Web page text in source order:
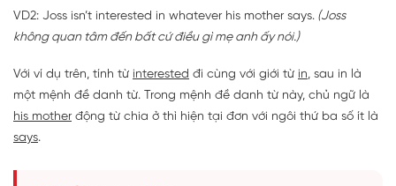
VD2: Joss isn’t interested in whatever his mother says. (Joss
không quan tâm đến bất cứ điều gì mẹ anh ấy nói.)
Với ví dụ trên, tính từ interested đi cùng với giới từ in, sau in là
một mệnh đề danh từ. Trong mệnh đề danh từ này, chủ ngữ là
his mother động từ chia ở thì hiện tại đơn với ngôi thứ ba số ít là
says.